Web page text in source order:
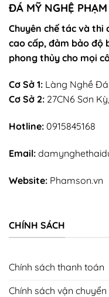
ĐÁ MỸ NGHỆ
Chuyên chế tác và thi
cao cấp, đảm bảo độ
phong thủy cho mọi
Cơ Sở 1: Làng Nghề Đá
Cơ Sở 2: 27CN6 Sơn
Hotline: 0915845168
Email:
Website: Phamson.vn
CHÍNH SÁCH
Chính sách thanh toán
Chính sách vận chuyển